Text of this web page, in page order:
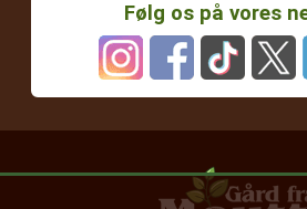
Følg os på vores